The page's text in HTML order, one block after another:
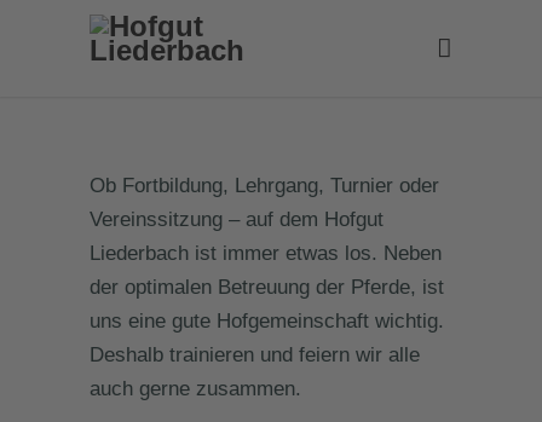
Ob Fortbildung, Lehrgang, Turnier oder
Vereinssitzung – auf dem Hofgut
Liederbach ist immer etwas los. Neben
der optimalen Betreuung der Pferde, ist
uns eine gute Hofgemeinschaft wichtig.
Deshalb trainieren und feiern wir alle
auch gerne zusammen.